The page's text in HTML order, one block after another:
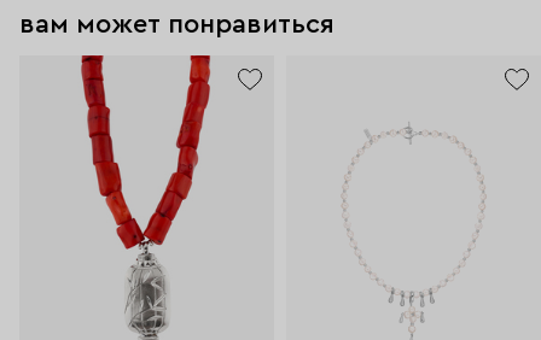
вам может понравиться